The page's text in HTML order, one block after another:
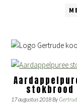
stokbrood
17 augustus 2018By